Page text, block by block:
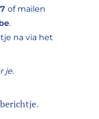
of mailen
.
na via het
je.